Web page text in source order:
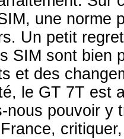
une norme
Un petit
SIM sont bien
et des
le GT 7T est
nous pouvoir y